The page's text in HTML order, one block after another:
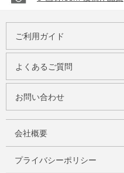
ご利用ガイド
よくあるご質問
お問い合わせ
会社概要
プライバシーポリシー